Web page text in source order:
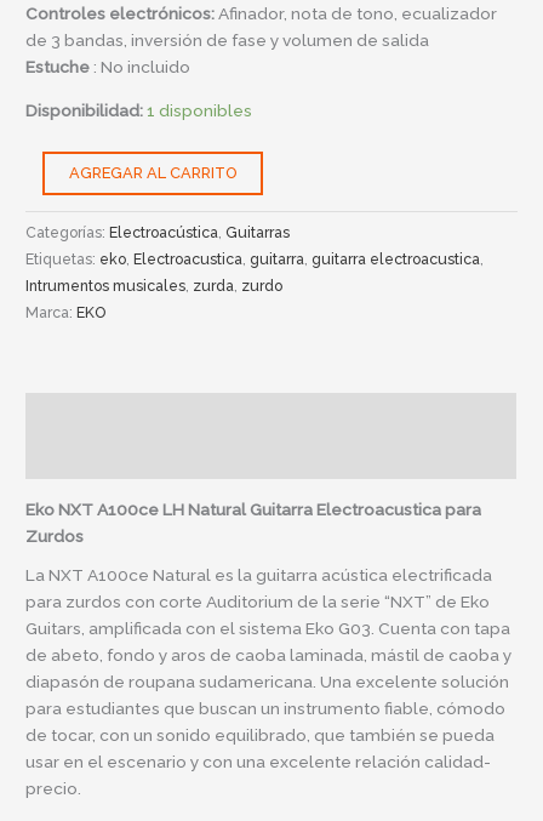
Controles electrónicos: Afinador, nota de tono, ecualizador
de 3 bandas, inversión de fase y volumen de salida
Estuche: No incluido
Disponibilidad:1 disponibles
AGREGAR AL CARRITO
Categorías:Electroacústica, Guitarras
Etiquetas: eko,Electroacustica, guitarra, guitarra electroacustica,
Intrumentos musicales, zurda, zurdo
Marca:EKO
Eko NXT A100ce LH Natural Guitarra Electroacustica para
Zurdos
La NXT A100ce Natural es la guitarra acústica electrificada
para zurdos con corte Auditorium de la serie “NXT” de Eko
Guitars, amplificada con el sistema Eko G03. Cuenta con tapa
de abeto, fondo y aros de caoba laminada, mástil de caoba y
diapasón de roupana sudamericana. Una excelente solución
para estudiantes que buscan un instrumento fiable, cómodo
de tocar, con un sonido equilibrado, que también se pueda
usar en el escenario y con una excelente relación calidad-
precio.